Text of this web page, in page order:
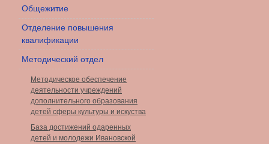
Общежитие
Отделение повышения
квалификации
Методический отдел
Методическое обеспечение
деятельности учреждений
дополнительного образования
детей сферы культуры и искуства
База достижений одаренных
детей и молодежи Ивановской